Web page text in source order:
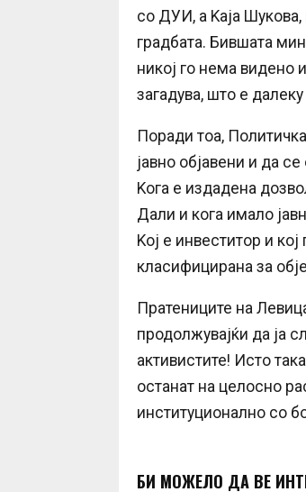
со ДУИ, а Kaja
градбата. Бившата
никој го нема видено
загадува, што е
Поради тоа,
јавно објавени и да
Kога е издадена
Дали и кога имало
Kој е инвеститор и
класифицирана за
Пратениците на
продолжувајќи да ја
активистите! Исто
останат на целосно
институционално со
БИ МОЖЕЛО ДА ВЕ